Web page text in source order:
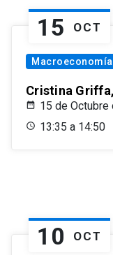
15 OCT
Macroeconomía
Cristina
15 de Octubre
13:35 a 14:50
10 OCT